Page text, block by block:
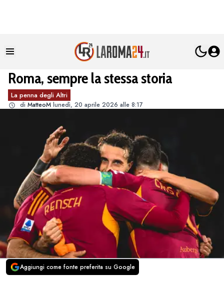
Roma, sempre la stessa storia
La penna degli Altri
di MatteoM lunedì, 20 aprile 2026 alle 8:17
Aggiungi come fonte preferita su Google